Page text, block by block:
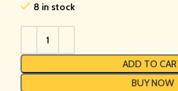
8 in stock
ADD TO
BUY NOW